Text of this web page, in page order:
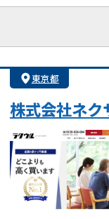
対応が親身
東京都
株式会社ネク